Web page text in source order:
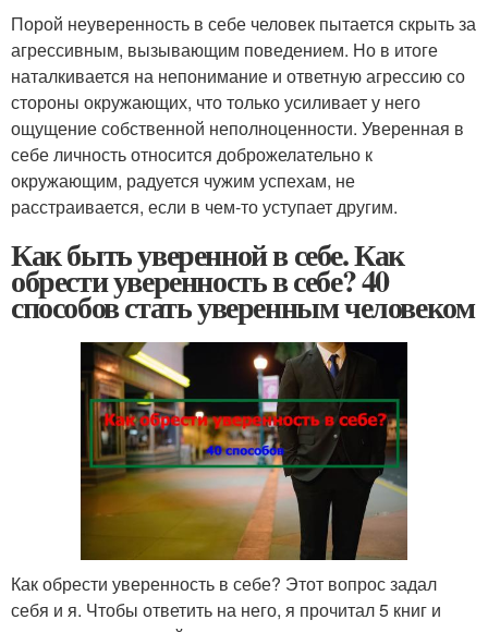
Порой неуверенность в себе человек пытается скрыть за
агрессивным, вызывающим поведением. Но в итоге
наталкивается на непонимание и ответную агрессию со
стороны окружающих, что только усиливает у него
ощущение собственной неполноценности. Уверенная в
себе личность относится доброжелательно к
окружающим, радуется чужим успехам, не
расстраивается, если в чем-то уступает другим.
Как быть уверенной в себе. Как
обрести уверенность в себе? 40
способов стать уверенным человеком
Как обрести уверенность в себе? Этот вопрос задал
себя и я. Чтобы ответить на него, я прочитал 5 книг и